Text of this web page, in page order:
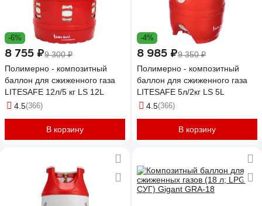
-6%
8 755 ₽9 300 ₽
Полимерно - композитный
баллон для сжиженного газа
LITESAFE 12л/5 кг LS 12L
4.5(366)
В корзину
-4%
8 985 ₽9 350 ₽
Полимерно - композитный
баллон для сжиженного газа
LITESAFE 5л/2кг LS 5L
4.5(366)
В корзину